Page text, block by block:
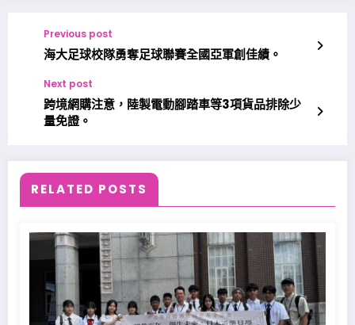
Previous post
海大足球校隊勇奪足球聯賽全國亞軍創佳績。
Next post
跨境網購注意，陸製電動腳踏車等3項貨品排除少
量免證。
RELATED POSTS